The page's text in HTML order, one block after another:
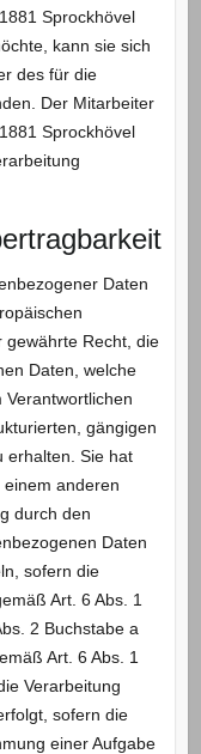
Sprockhövel
kann sie sich
des für die
Der Mitarbeiter
Sprockhövel
Daten
gewährte Recht, die
Daten, welche
gängigen
erhalten. Sie hat
anderen
durch den
Daten
sofern die
Art. 6 Abs. 1
2 Buchstabe a
Art. 6 Abs. 1
Verarbeitung
sofern die
einer Aufgabe